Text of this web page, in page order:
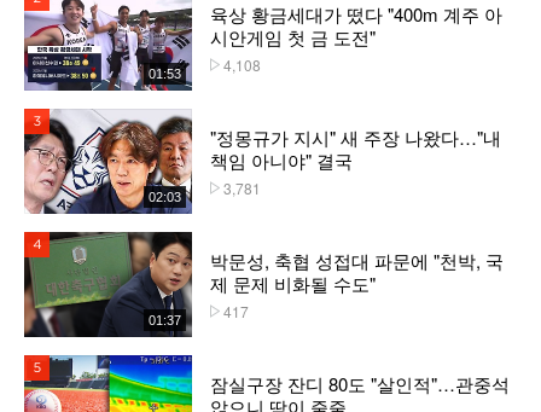
01:53
육상 황금세대가 떴다 "400m 계주 아
시안게임 첫 금 도전"
4,108
02:03
"정몽규가 지시" 새 주장 나왔다…"내
책임 아니야" 결국
3,781
01:37
박문성, 축협 성접대 파문에 "천박, 국
제 문제 비화될 수도"
417
잠실구장 잔디 80도 "살인적"…관중석
앉으니 땀이 줄줄